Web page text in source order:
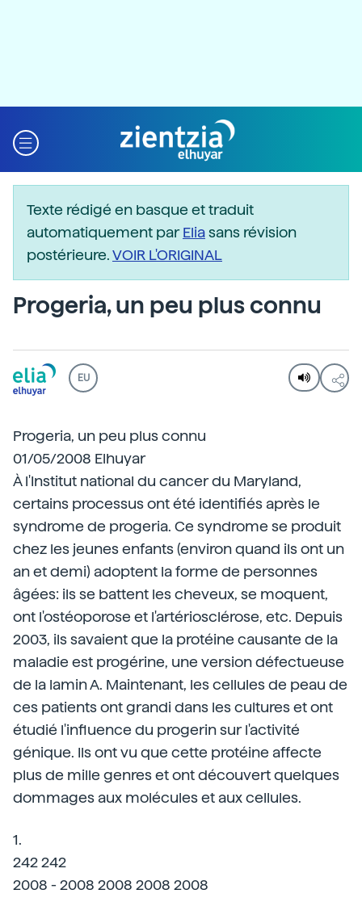
Texte rédigé en basque et traduit
automatiquement parEliasans révision
postérieure.VOIR L'ORIGINAL
Progeria, un peu plus connu
EU
Progeria, un peu plus connu
01/05/2008 Elhuyar
À l'Institut national du cancer du Maryland,
certains processus ont été identifiés après le
syndrome de progeria. Ce syndrome se produit
chez les jeunes enfants (environ quand ils ont un
an et demi) adoptent la forme de personnes
âgées: ils se battent les cheveux, se moquent,
ont l'ostéoporose et l'artériosclérose, etc. Depuis
2003, ils savaient que la protéine causante de la
maladie est progérine, une version défectueuse
de la lamin A. Maintenant, les cellules de peau de
ces patients ont grandi dans les cultures et ont
étudié l'influence du progerin sur l'activité
génique. Ils ont vu que cette protéine affecte
plus de mille genres et ont découvert quelques
dommages aux molécules et aux cellules.
1.
242 242
2008 - 2008 2008 2008 2008